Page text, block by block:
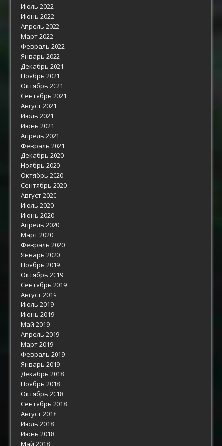
Июль 2022
Июнь 2022
Апрель 2022
Март 2022
Февраль 2022
Январь 2022
Декабрь 2021
Ноябрь 2021
Октябрь 2021
Сентябрь 2021
Август 2021
Июль 2021
Июнь 2021
Апрель 2021
Февраль 2021
Декабрь 2020
Ноябрь 2020
Октябрь 2020
Сентябрь 2020
Август 2020
Июль 2020
Июнь 2020
Апрель 2020
Март 2020
Февраль 2020
Январь 2020
Ноябрь 2019
Октябрь 2019
Сентябрь 2019
Август 2019
Июль 2019
Июнь 2019
Май 2019
Апрель 2019
Март 2019
Февраль 2019
Январь 2019
Декабрь 2018
Ноябрь 2018
Октябрь 2018
Сентябрь 2018
Август 2018
Июль 2018
Июнь 2018
Май 2018